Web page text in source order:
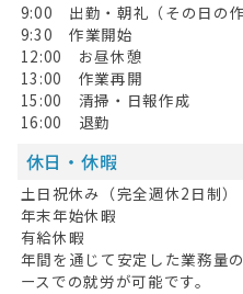
9:00 出勤・朝礼（その日の作
9:30 作業開始
12:00 お昼休憩
13:00 作業再開
15:00 清掃・日報作成
16:00 退勤
休日・休暇
土日祝休み（完全週休2日制）
年末年始休暇
有給休暇
年間を通じて安定した業務量
ースでの就労が可能です。